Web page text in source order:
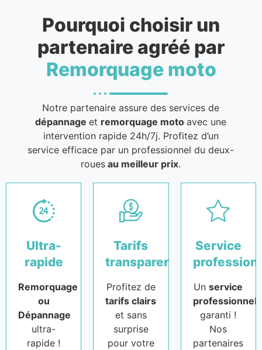
Pourquoi choisir un
partenaire agréé par
Remorquage moto
Notre partenaire assure des services de
dépannageet remorquage motoavec une
intervention rapide 24h/7j. Profitez d’un
service efficace par un professionnel du deux-
roues au meilleur prix.
Ultra-
rapide
Remorquage
ou
Dépannage
ultra-
rapide !
Tarifs
transparents
Profitez de
tarifs clairs
et sans
surprise
pour votre
Service
Unservice
professionnel
garanti !
Nos
partenaires